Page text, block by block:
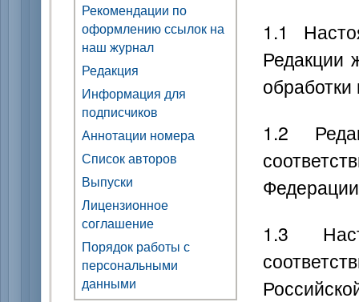
Рекомендации по
оформлению ссылок на
наш журнал
Редакция
Информация для
подписчиков
Аннотации номера
Список авторов
Выпуски
Лицензионное
соглашение
Порядок работы с
персональными
данными
1.1
Редакции
1.2
1.3